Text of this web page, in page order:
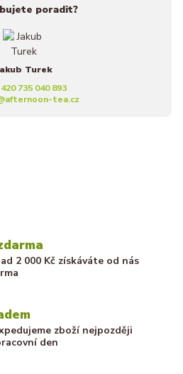
poradit?
Turek
735 040 893
tea.cz
2 000 Kč získáváte od nás
zboží nejpozději
den